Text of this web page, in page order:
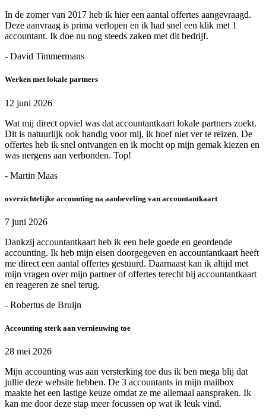
In de zomer van 2017 heb ik hier een aantal offertes aangevraagd.
Deze aanvraag is prima verlopen en ik had snel een klik met 1
accountant. Ik doe nu nog steeds zaken met dit bedrijf.
- David Timmermans
Werken met lokale partners
12 juni 2026
Wat mij direct opviel was dat accountantkaart lokale partners zoekt.
Dit is natuurlijk ook handig voor mij, ik hoef niet ver te reizen. De
offertes heb ik snel ontvangen en ik mocht op mijn gemak kiezen en
was nergens aan verbonden. Top!
- Martin Maas
overzichtelijke accounting na aanbeveling van accountantkaart
7 juni 2026
Dankzij accountantkaart heb ik een hele goede en geordende
accounting. Ik heb mijn eisen doorgegeven en accountantkaart heeft
me direct een aantal offertes gestuurd. Daarnaast kan ik altijd met
mijn vragen over mijn partner of offertes terecht bij accountantkaart
en reageren ze snel terug.
- Robertus de Bruijn
Accounting sterk aan vernieuwing toe
28 mei 2026
Mijn accounting was aan versterking toe dus ik ben mega blij dat
jullie deze website hebben. De 3 accountants in mijn mailbox
maakte het een lastige keuze omdat ze me allemaal aanspraken. Ik
kan me door deze stap meer focussen op wat ik leuk vind.